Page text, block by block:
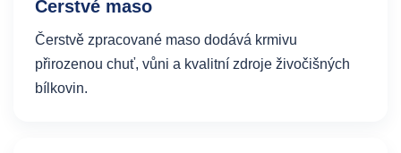
Čerstvé maso
Čerstvě zpracované maso dodává krmivu
přirozenou chuť, vůni a kvalitní zdroje živočišných
bílkovin.